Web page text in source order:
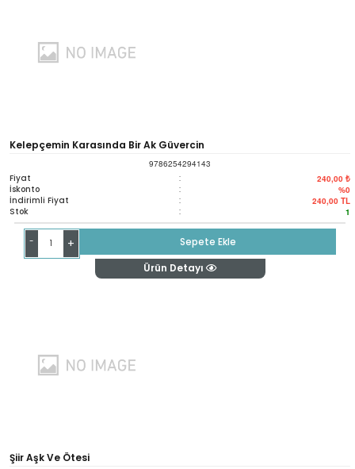
Kelepçemin Karasında Bir Ak Güvercin
9786254294143
Fiyat : 240,00 ₺
İskonto : %0
İndirimli Fiyat : 240,00 TL
Stok : 1
- +
Sepete Ekle
Ürün Detayı
Şiir Aşk Ve Ötesi